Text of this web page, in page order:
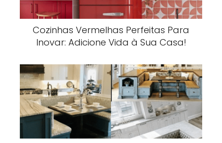
Cozinhas Vermelhas Perfeitas Para
Inovar: Adicione Vida à Sua Casa!